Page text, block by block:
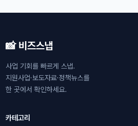
📸 비즈스냅
사업 기회를 빠르게 스냅.
지원사업·보도자료·정책뉴스를
한 곳에서 확인하세요.
카테고리